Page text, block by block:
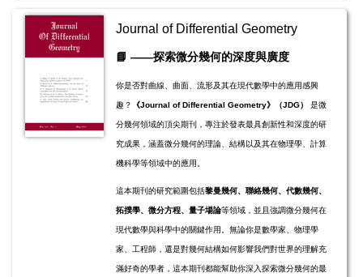
Journal of Differential Geometry
​​​📘 ——探索微分幾何的深度與廣度
你是否對曲線、曲面、流形及其在現代數學中的應用感興
趣？ 《Journal of Differential Geometry》（JDG） 是微
分幾何領域的頂尖期刊，專注於發表最具創新性和深度的研
究成果，涵蓋微分幾何的理論、結構以及其在物理學、計算
機科學等領域中的應用。
這本期刊的研究範圍包括黎曼幾何、聯絡幾何、代數幾何、
拓撲學、微分方程、量子場論等領域，並且強調微分幾何在
現代數學與科學中的關鍵作用。無論你是數學家、物理學
家、工程師，還是對幾何結構如何影響我們對世界的理解充
滿好奇的學者，這本期刊都能幫助你深入探索微分幾何的最